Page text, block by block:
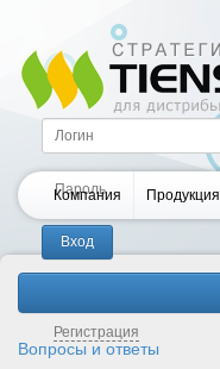
Регистрация
Компания Продукция
Вопросы и ответы